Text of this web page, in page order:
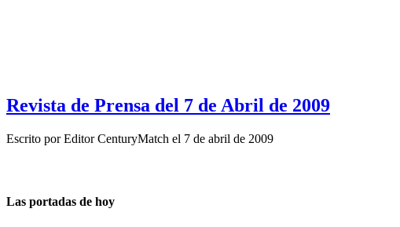
Revista de Prensa del 7 de Abril de 2009
Escrito porEditor CenturyMatch el 7 de abril de 2009
Las portadas de hoy